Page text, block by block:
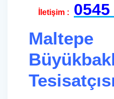
İletişim :
Maltepe